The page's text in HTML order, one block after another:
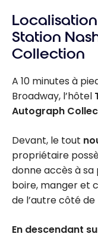
Station
Collection
A 10 minutes à
Broadway, l’hôtel
Autograph
Devant, le tout
propriétaire
donne accès à sa
boire, manger et
de l’autre côté de
En descendant